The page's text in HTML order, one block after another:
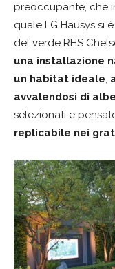
preoccupante, che
quale LG Hausys si
del verde RHS
una installazione
un habitat ideale,
avvalendosi di
selezionati e
replicabile nei